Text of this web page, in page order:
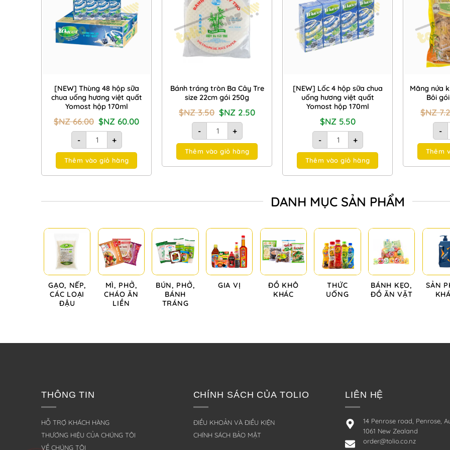
Wishlist
[NEW] Thùng 48 hộp sữa
chua uống hương việt quất
Yomost hộp 170ml
$NZ66.00 Giá
gốc
là:
66.00.
$NZ 60.00Giá
hiện
-
[NEW] Thùng 48 hộp sữa chua uống hương việt quất Yomost hộp 170ml số lượng
+
Thêm vào giỏ hàng
Wishlist
Bánh tráng tròn Ba Cây Tre
size 22cm gói 250g
$NZ3.50 Giá
gốc
là:
3.50.
$NZ 2.50Giá
hiện
2.50.
-
Bánh tráng tròn Ba Cây Tre size 22cm gói 250g số lượng
+
Thêm vào giỏ hàng
Wishlist
[NEW] Lốc 4 hộp sữa chua
uống hương việt quất
Yomost hộp 170ml
$NZ 5.50
-
[NEW] Lốc 4 hộp sữa chua uống
+
Thêm vào giỏ hàng
Măng nứa
Bôi
$NZ
-
Thêm
DANH MỤC SẢN PHẨM
GẠO, NẾP,
CÁC LOẠI
ĐẬU
MÌ, PHỞ,
CHÁO ĂN
LIỀN
BÚN, PHỞ,
BÁNH
TRÁNG
GIA VỊ
ĐỒ KHÔ
KHÁC
THỨC
UỐNG
BÁNH KẸO,
ĐỒ ĂN VẶT
SẢN
THÔNG TIN
HỖ TRỢ KHÁCH HÀNG
THƯƠNG HIỆU CỦA CHÚNG TÔI
VỀ CHÚNG TÔI
CHÍNH SÁCH CỦA TOLIO
ĐIỀU KHOẢN VÀ ĐIỀU KIỆN
CHÍNH SÁCH BẢO MẬT
LIÊN HỆ
14 Penrose road, Penrose,
1061 New Zealand
order@tolio.co.nz